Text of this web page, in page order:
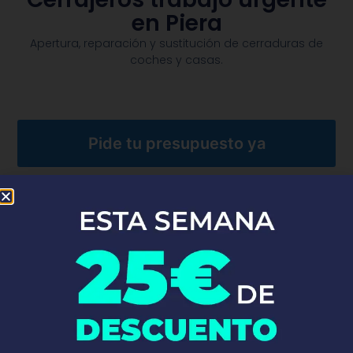
en Piera
Apertura, reparación y sustitución de cerraduras de
coches y casas.​
Pide tu presupuesto ya